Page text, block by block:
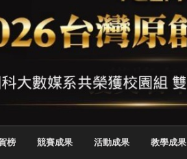
比賽」成績出爐
」 點亮智慧金融時代的跨域新局
金融實習優勢
展最高榮譽白金獎
抱回金點新秀獎
榜 競賽成果 活動成果 教學成果